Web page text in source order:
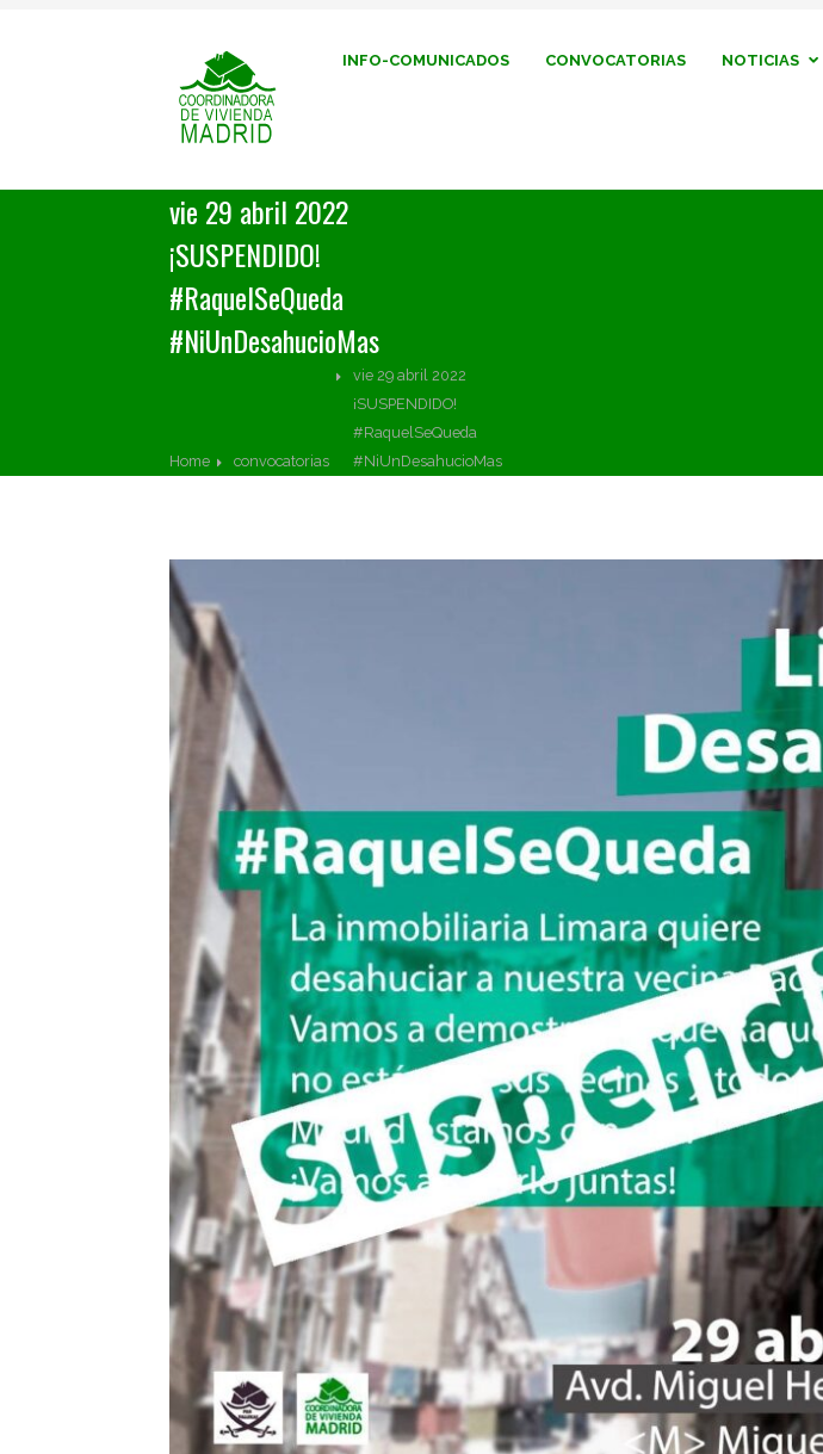
INFO-COMUNICADOS CONVOCATORIAS NOTICIAS
vie 29 abril 2022
¡SUSPENDIDO!
#RaquelSeQueda
#NiUnDesahucioMas
Home convocatorias
vie 29 abril 2022
¡SUSPENDIDO!
#RaquelSeQueda
#NiUnDesahucioMas